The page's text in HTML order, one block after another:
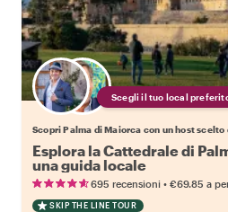
Scegli il tuo local
Scopri Palma di Maiorca con un host scelto
Esplora la Cattedrale di
una guida locale
695 recensioni • €69.85 a
SKIP THE LINE TOUR